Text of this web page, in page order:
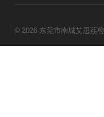
© 2026 东莞市南城艾思荔